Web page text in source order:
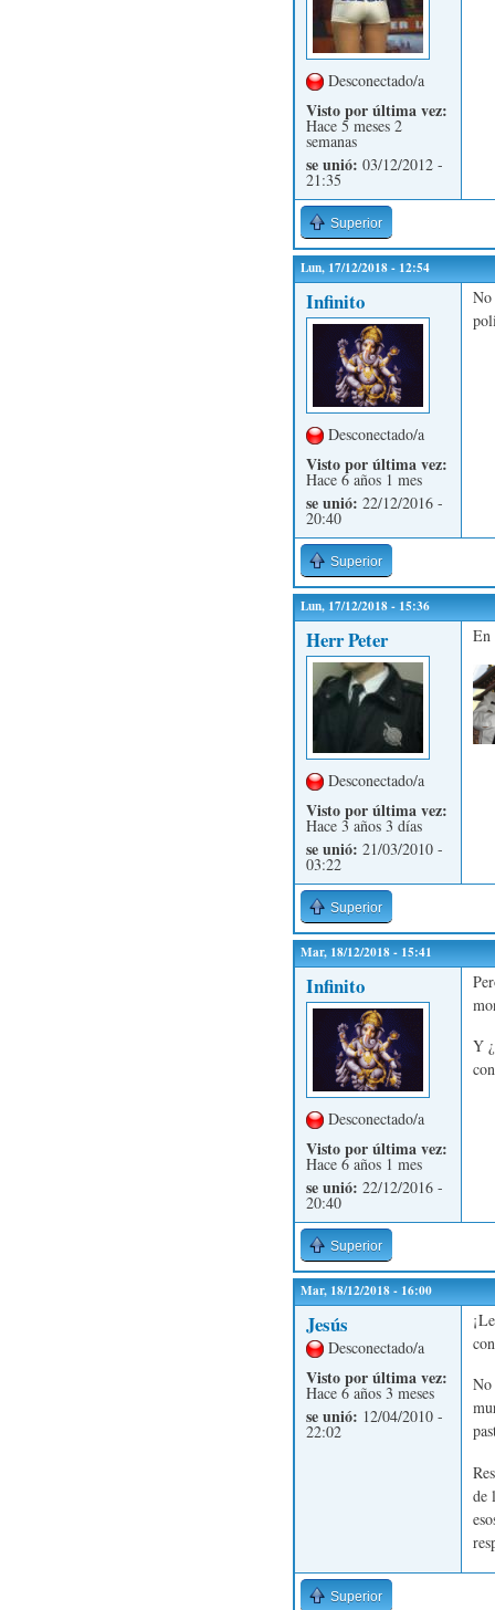
Desconectado/a
Visto por última vez:
Hace 5 meses 2
semanas
se unió: 03/12/2012 -
21:35
Superior
Lun, 17/12/2018 - 12:54
Infinito
Desconectado/a
Visto por última vez:
Hace 6 años 1 mes
se unió: 22/12/2016 -
20:40
No
Superior
Lun, 17/12/2018 - 15:36
Herr Peter
Desconectado/a
Visto por última vez:
Hace 3 años 3 días
se unió: 21/03/2010 -
03:22
En
Superior
Mar, 18/12/2018 - 15:41
Infinito
Desconectado/a
Visto por última vez:
Hace 6 años 1 mes
se unió: 22/12/2016 -
20:40
Y
Superior
Mar, 18/12/2018 - 16:00
Jesús
Desconectado/a
Visto por última vez:
Hace 6 años 3 meses
se unió: 12/04/2010 -
22:02
No
de
Superior